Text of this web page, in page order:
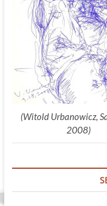
(Witold Urbanowicz,
2008)